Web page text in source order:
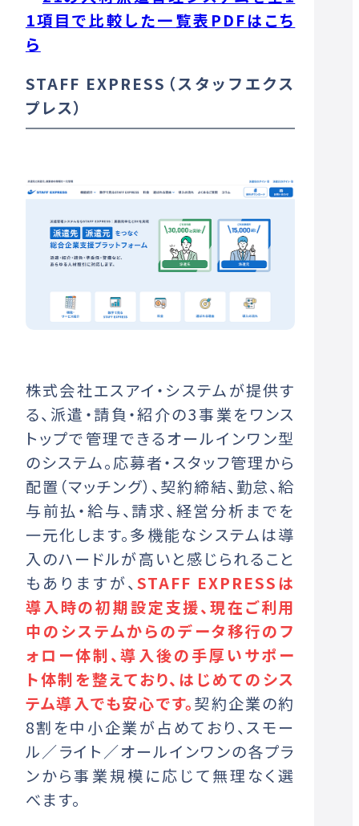
1項目で比較した一覧表PDFはこち
ら
STAFF EXPRESS（スタッフエクス
プレス）
株式会社エスアイ・システムが提供す
る、派遣・請負・紹介の3事業をワンス
トップで管理できるオールインワン型
のシステム。応募者・スタッフ管理から
配置（マッチング）、契約締結、勤怠、給
与前払・給与、請求、経営分析までを
一元化します。多機能なシステムは導
入のハードルが高いと感じられること
もありますが、STAFF EXPRESSは
導入時の初期設定支援、現在ご利用
中のシステムからのデータ移行のフ
ォロー体制、導入後の手厚いサポー
ト体制を整えており、はじめてのシス
テム導入でも安心です。契約企業の約
8割を中小企業が占めており、スモー
ル／ライト／オールインワンの各プラ
ンから事業規模に応じて無理なく選
べます。